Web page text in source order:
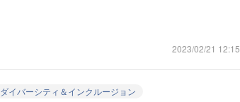
2023/02/21 12:15
ダイバーシティ＆インクルージョン